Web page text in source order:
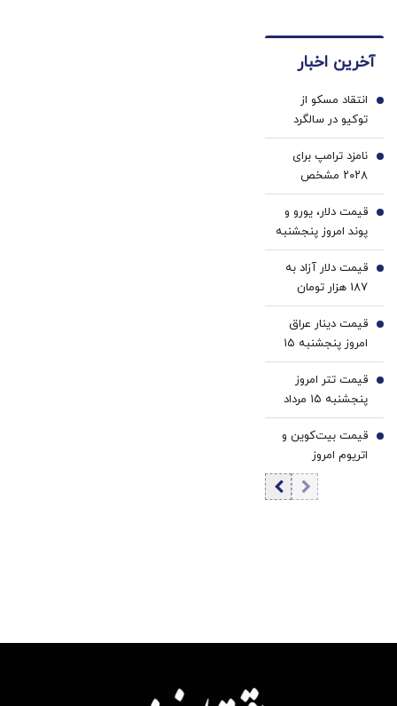
اموال تهاتر شد
آخرین اخبار
انتقاد مسکو از
توکیو در سالگرد
هیروشیما/ مدودف:
ژاپن تابع
آمریکاست
1
نامزد ترامپ برای
۲۰۲۸ مشخص
شد؟/ روایت تازه از
حمایت او از جی‌دی
ونس
2
قیمت دلار، یورو و
پوند امروز پنجشنبه
۱۵ مرداد 1405/
کاهش قیمت دلار و
یورو
3
قیمت دلار آزاد به
187 هزار تومان
رسید
4
قیمت دینار عراق
امروز پنجشنبه ۱۵
مرداد 1405/ کاهش
قیمت دینار
5
قیمت تتر امروز
پنجشنبه ۱۵ مرداد
1405 / کاهش
قیمت تتر
6
قیمت بیت‌کوین و
اتریوم امروز
پنجشنبه ۱۵ مرداد
۱۴۰۵/ کاهش
7